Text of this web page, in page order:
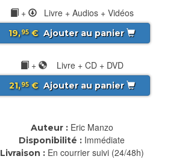
+ Livre + Audios + Vidéos
19,95€ Ajouter au panier
+ Livre + CD + DVD
21,95€ Ajouter au panier
Auteur : Eric Manzo
Disponibilité : Immédiate
Livraison : En courrier suivi (24/48h)